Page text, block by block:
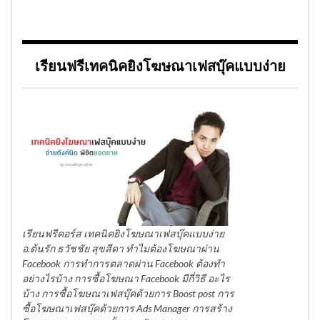
เรียนฟรีเทคนิคยิงโฆษณาเฟสบุ๊คแบบง่าย
เรียนฟรีคอร์ส เทคนิคยิงโฆษณาเฟสบุ๊คแบบง่าย
อ.ต้นรัก ธวัชชัย สุขสีดา ทำไมต้องโฆษณาผ่าน
Facebook การทำการตลาดผ่าน Facebook ต้องทำ
อย่างไรบ้าง การซื้อโฆษณา Facebook มีกี่วิธี อะไร
บ้าง การซื้อโฆษณาเฟสบุ๊คด้วยการ Boost post การ
ซื้อโฆษณาเฟสบุ๊คด้วยการ Ads Manager การสร้าง